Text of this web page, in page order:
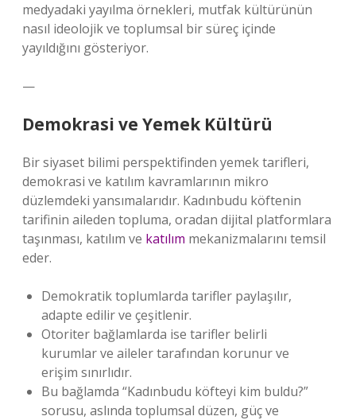
medyadaki yayılma örnekleri, mutfak kültürünün
nasıl ideolojik ve toplumsal bir süreç içinde
yayıldığını gösteriyor.
—
Demokrasi ve Yemek Kültürü
Bir siyaset bilimi perspektifinden yemek tarifleri,
demokrasi ve katılım kavramlarının mikro
düzlemdeki yansımalarıdır. Kadınbudu köftenin
tarifinin aileden topluma, oradan dijital platformlara
taşınması, katılım ve katılım mekanizmalarını temsil
eder.
Demokratik toplumlarda tarifler paylaşılır,
adapte edilir ve çeşitlenir.
Otoriter bağlamlarda ise tarifler belirli
kurumlar ve aileler tarafından korunur ve
erişim sınırlıdır.
Bu bağlamda “Kadınbudu köfteyi kim buldu?”
sorusu, aslında toplumsal düzen, güç ve